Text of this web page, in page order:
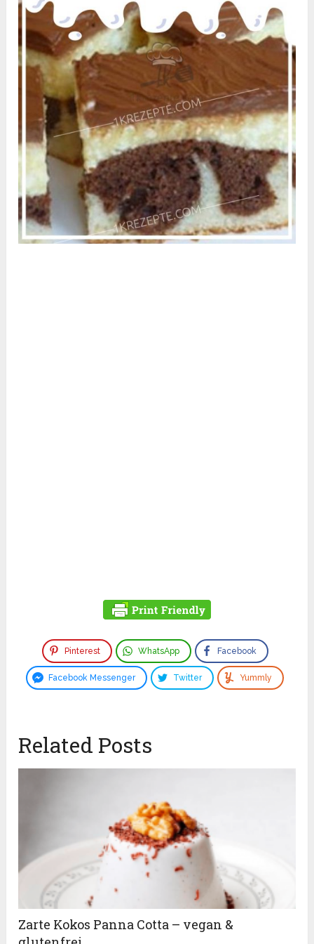
Pinterest WhatsApp Facebook
Facebook Messenger Twitter Yummly
Related Posts
Zarte Kokos Panna Cotta – vegan &